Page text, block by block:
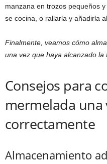
manzana en trozos pequeños
se cocina, o rallarla y añadirla
Finalmente, veamos cómo
una vez que haya alcanzado la
Consejos para
mermelada una
correctamente
Almacenamiento